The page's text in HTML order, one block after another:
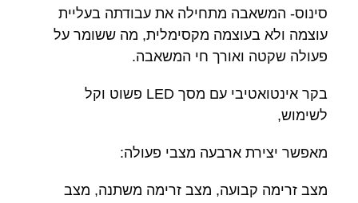
סינוס- המשאבה מתחילה את עבודתה בעליית
עוצמה ולא בעוצמה מקסימלית, מה ששומר על
פעולה שקטה ואורך חי המשאבה.
בקר אינטואטיבי עם מסך LED פשוט וקל
לשימוש,
מאפשר יצירת ארבעה מצבי פעולה:
מצב זרימה קבועה, מצב זרימה משתנה, מצב